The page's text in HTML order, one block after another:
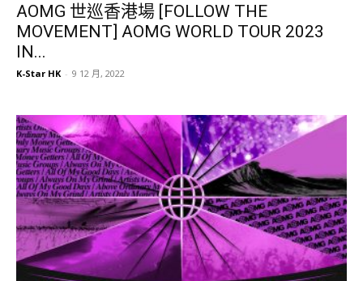
AOMG 世巡香港場 [FOLLOW THE
MOVEMENT] AOMG WORLD TOUR 2023
IN...
K-Star HK - 9 12 月, 2022